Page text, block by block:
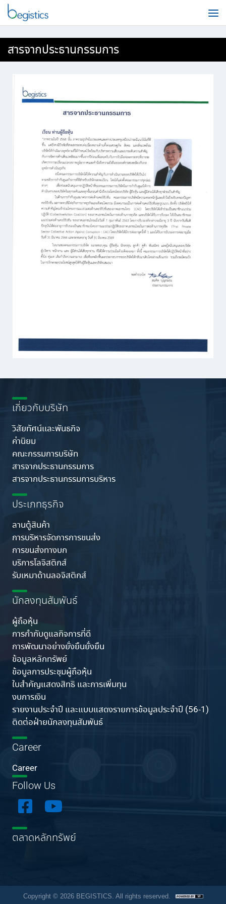
สารจากประธานกรรมการ
เกี่ยวกับบริษัท
วิสัยทัศน์เเละพันธกิจ
ค่านิยม
คณะกรรมการบริษัท
สารจากประธานกรรมการ
สารจากประธานกรรมการบริหาร
ประเภทธุรกิจ
ลานตู้สินค้า
การบริหารจัดการการขนส่ง
การขนส่งทางบก
บริการโลจิสติกส์
รับเหมาด้านลอจิสติกส์
นักลงทุนสัมพันธ์
ผู้ถือหุ้น
การกำกับดูแลกิจการที่ดี
การพัฒนาอย่างยั่งยืนยั่งยืน
ข้อมูลหลักทรัพย์
ข้อมูลการประชุมผู้ถือหุ้น
ใบสำคัญแสดงสิทธิ และการเพิ่มทุน
งบการเงิน
รายงานประจำปี และแบบแสดงรายการข้อมูลประจำปี (56-1)
ติดต่อฝ่ายนักลงทุนสัมพันธ์
Career
Career
Follow Us
ตลาดหลักทรัพย์
Copyright © 2026 BEGISTICS. All rights reserved.